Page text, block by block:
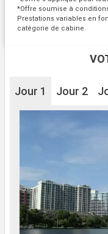
*Offre soumise à
Prestations variables en
catégorie de cabine.
Jour 1 Jour 2